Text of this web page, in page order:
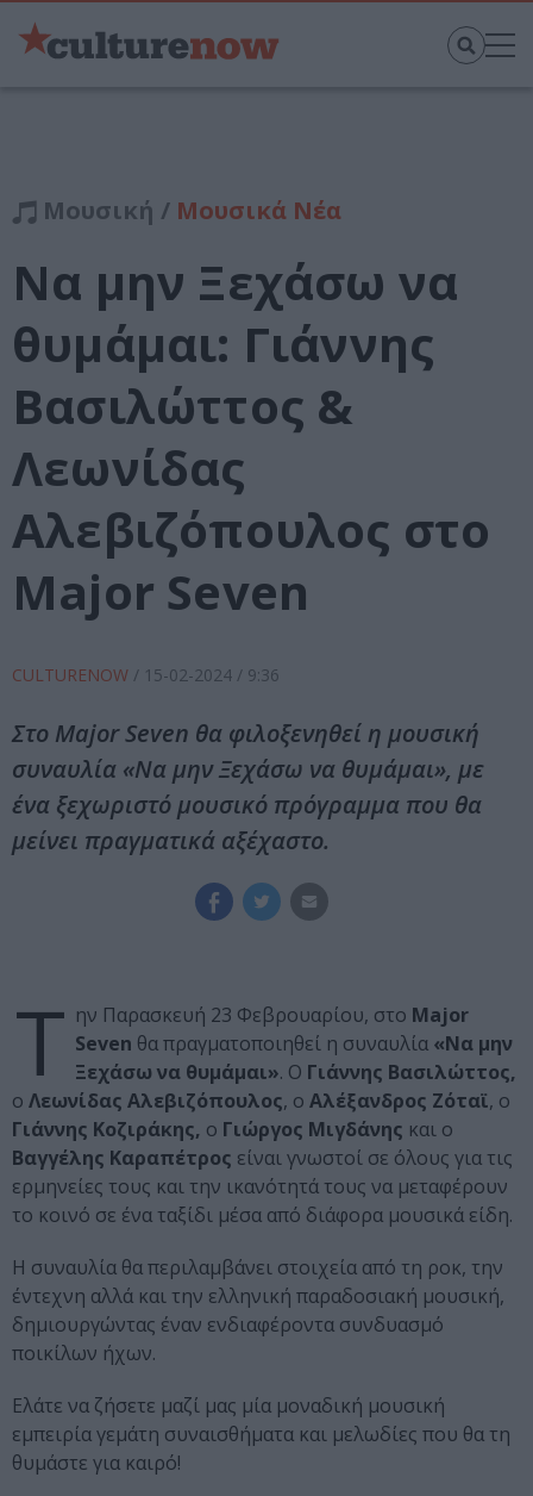
Μουσική / Μουσικά Νέα
Να μην Ξεχάσω να
θυμάμαι: Γιάννης
Βασιλώττος &
Λεωνίδας
Αλεβιζόπουλος στο
Major Seven
CULTURENOW / 15-02-2024 / 9:36
Στο Major Seven θα φιλοξενηθεί η μουσική
συναυλία «Να μην Ξεχάσω να θυμάμαι», με
ένα ξεχωριστό μουσικό πρόγραμμα που θα
μείνει πραγματικά αξέχαστο.
Τ ην Παρασκευή 23 Φεβρουαρίου, στο Major
Seven θα πραγματοποιηθεί η συναυλία «Να μην
Ξεχάσω να θυμάμαι». Ο Γιάννης Βασιλώττος,
ο Λεωνίδας Αλεβιζόπουλος, ο Αλέξανδρος Ζόταϊ, ο
Γιάννης Κοζιράκης, ο Γιώργος Μιγδάνης και ο
Βαγγέλης Καραπέτρος είναι γνωστοί σε όλους για τις
ερμηνείες τους και την ικανότητά τους να μεταφέρουν
το κοινό σε ένα ταξίδι μέσα από διάφορα μουσικά είδη.
Η συναυλία θα περιλαμβάνει στοιχεία από τη ροκ, την
έντεχνη αλλά και την ελληνική παραδοσιακή μουσική,
δημιουργώντας έναν ενδιαφέροντα συνδυασμό
ποικίλων ήχων.
Ελάτε να ζήσετε μαζί μας μία μοναδική μουσική
εμπειρία γεμάτη συναισθήματα και μελωδίες που θα τη
θυμάστε για καιρό!